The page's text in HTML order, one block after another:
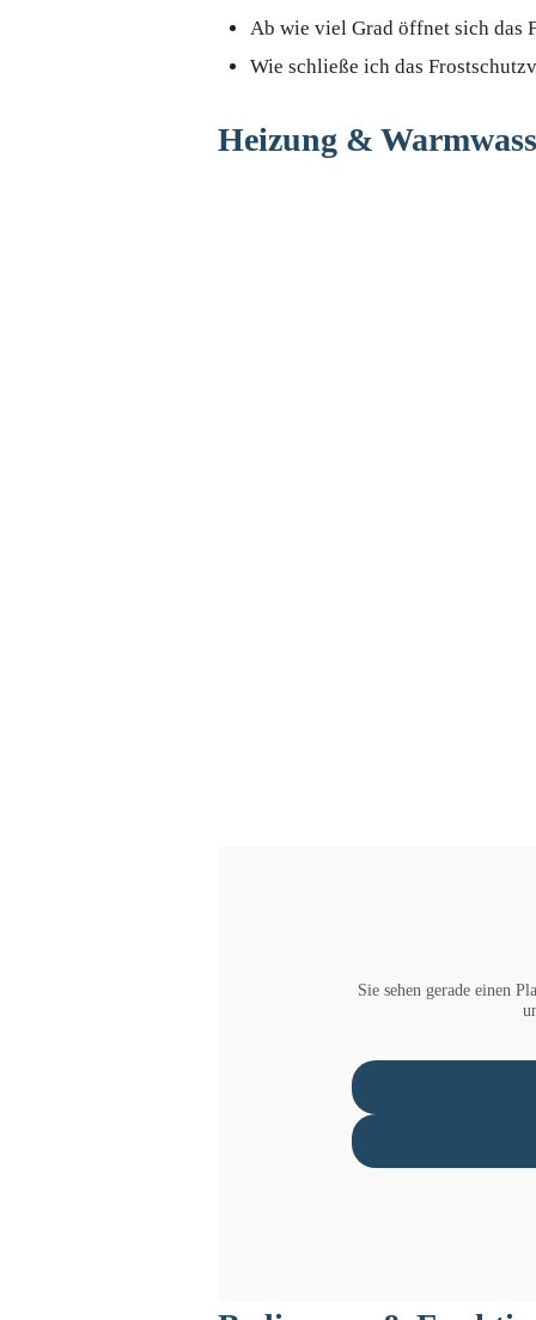
Ab wie viel Grad öffnet sich das
Wie schließe ich das
Heizung &
Sie sehen gerade einen